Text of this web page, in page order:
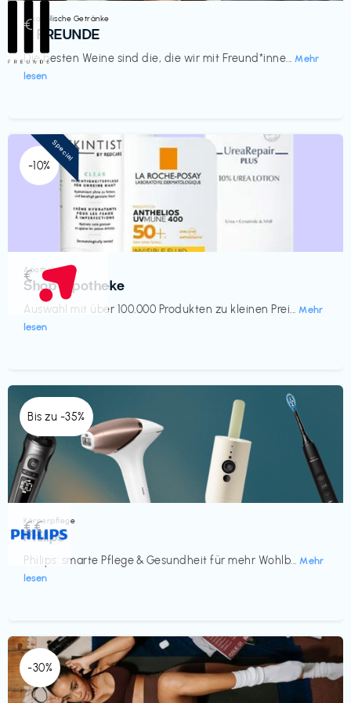
Alkoholische Getränke
III FREUNDE
Die besten Weine sind die, die wir mit Freund*inne... Mehr
lesen
€‎
-10%
Apotheke
Shop Apotheke
Auswahl mit über 100.000 Produkten zu kleinen Prei... Mehr
lesen
€‎
Special
Bis zu -35%
Körperpflege
Philips
Philips: smarte Pflege & Gesundheit für mehr Wohlb... Mehr
lesen
€€‎
-30%